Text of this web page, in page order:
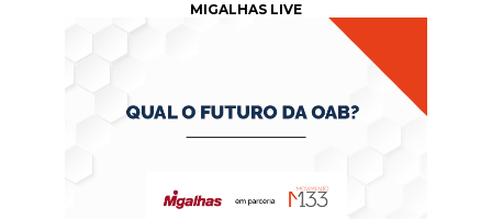
MIGALHAS LIVE